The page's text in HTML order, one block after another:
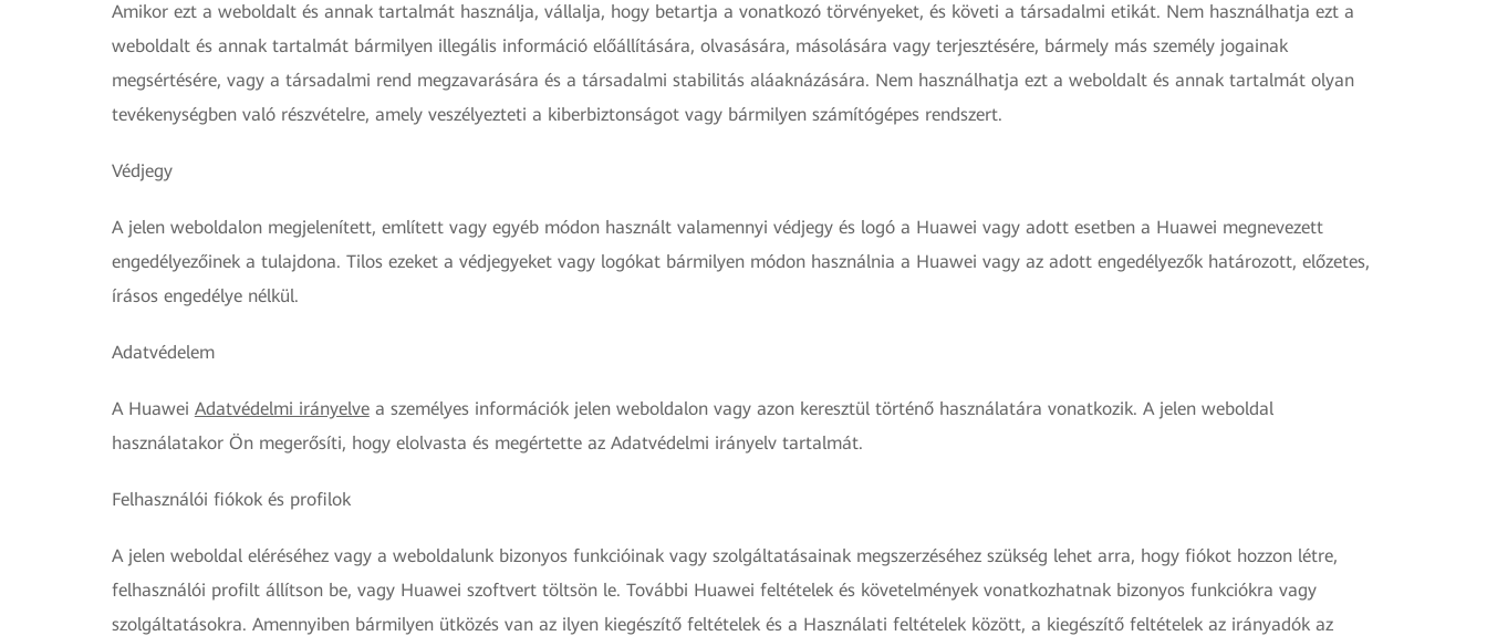
Amikor ezt a weboldalt és annak tartalmát használja, vállalja, hogy betartja a vonatkozó törvényeket, és követi a társadalmi etikát. Nem használhatja ezt a
weboldalt és annak tartalmát bármilyen illegális információ előállítására, olvasására, másolására vagy terjesztésére, bármely más személy jogainak
megsértésére, vagy a társadalmi rend megzavarására és a társadalmi stabilitás aláaknázására. Nem használhatja ezt a weboldalt és annak tartalmát olyan
tevékenységben való részvételre, amely veszélyezteti a kiberbiztonságot vagy bármilyen számítógépes rendszert.
Védjegy
A jelen weboldalon megjelenített, említett vagy egyéb módon használt valamennyi védjegy és logó a Huawei vagy adott esetben a Huawei megnevezett
engedélyezőinek a tulajdona. Tilos ezeket a védjegyeket vagy logókat bármilyen módon használnia a Huawei vagy az adott engedélyezők határozott, előzetes,
írásos engedélye nélkül.
Adatvédelem
A Huawei Adatvédelmi irányelvea személyes információk jelen weboldalon vagy azon keresztül történő használatára vonatkozik. A jelen weboldal
használatakor Ön megerősíti, hogy elolvasta és megértette az Adatvédelmi irányelv tartalmát.
Felhasználói fiókok és profilok
A jelen weboldal eléréséhez vagy a weboldalunk bizonyos funkcióinak vagy szolgáltatásainak megszerzéséhez szükség lehet arra, hogy fiókot hozzon létre,
felhasználói profilt állítson be, vagy Huawei szoftvert töltsön le. További Huawei feltételek és követelmények vonatkozhatnak bizonyos funkciókra vagy
szolgáltatásokra. Amennyiben bármilyen ütközés van az ilyen kiegészítő feltételek és a Használati feltételek között, a kiegészítő feltételek az irányadók az